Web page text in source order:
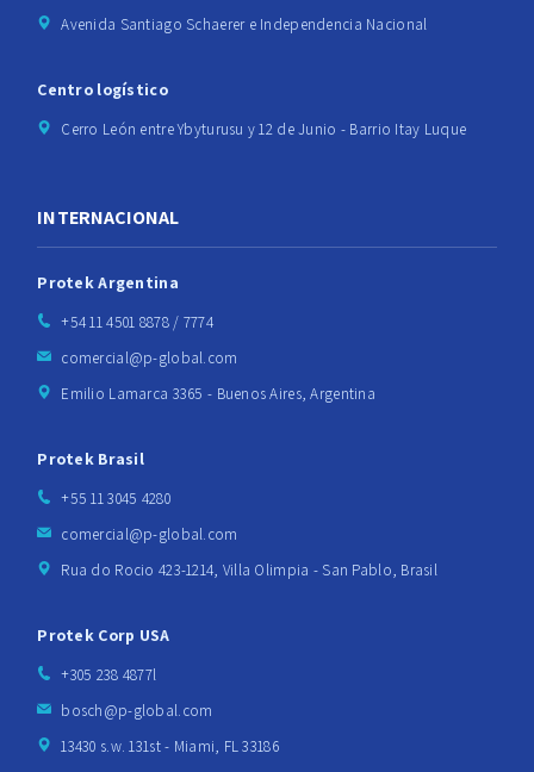
Avenida Santiago Schaerer e Independencia Nacional
Centro logístico
Cerro León entre Ybyturusu y 12 de Junio - Barrio Itay Luque
INTERNACIONAL
Protek Argentina
+54 11 4501 8878 / 7774
comercial@p-global.com
Emilio Lamarca 3365 - Buenos Aires, Argentina
Protek Brasil
+55 11 3045 4280
comercial@p-global.com
Rua do Rocio 423-1214, Villa Olimpia - San Pablo, Brasil
Protek Corp USA
+305 238 4877l
bosch@p-global.com
13430 s.w. 131st - Miami, FL 33186